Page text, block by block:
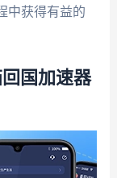
中获得有益的
国加速器